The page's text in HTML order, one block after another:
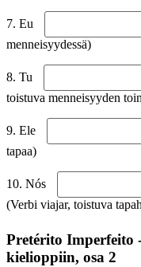
7. Eu
menneisyydessä)
8. Tu
toistuva menneisyyden
9. Ele
tapaa)
10. Nós
(Verbi viajar, toistuva
Pretérito
kielioppiin, osa 2